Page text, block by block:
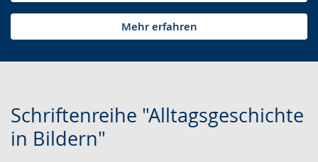
Mehr erfahren
Schriftenreihe "Alltagsgeschichte
in Bildern"